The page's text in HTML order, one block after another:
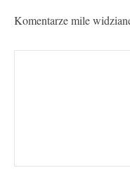
Komentarze mile